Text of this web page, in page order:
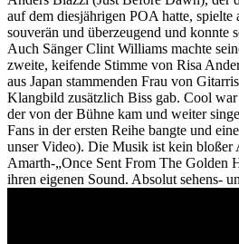
auf dem diesjährigen POA hatte, spielte
souverän und überzeugend und konnte
Auch Sänger Clint Williams machte
zweite, keifende Stimme von Risa
aus Japan stammenden Frau von
Klangbild zusätzlich Biss gab. Cool
der von der Bühne kam und weiter
Fans in der ersten Reihe bangte und
unser Video). Die Musik ist kein bloßer
Amarth-„Once Sent From The Golden
ihren eigenen Sound. Absolut sehens-